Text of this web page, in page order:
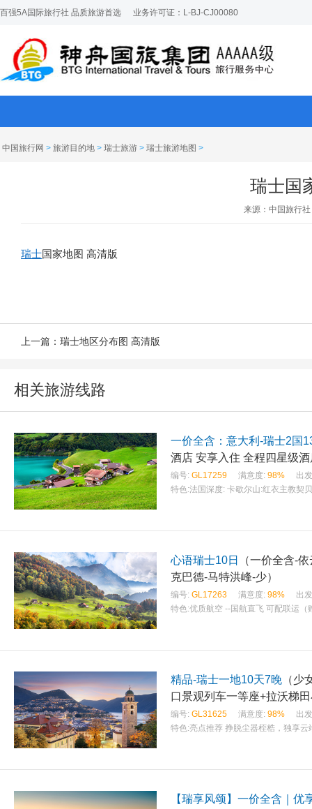
百强5A国际旅行社 品质旅游首选 业务许可证：L-BJ-CJ00080
中国旅行网 > 旅游目的地 > 瑞士旅游 > 瑞士旅游地图 >
瑞士国
来源：中国旅行社
瑞士国家地图 高清版
上一篇： 瑞士地区分布图 高清版
相关旅游线路
一价全含：意大利-瑞士2国
编号: GL17259 满意度: 98%
出
特色:法国深度: 卡歇尔山:红衣主教契
心语瑞士10日
（一价全含-
克巴德-马特洪峰-少）
编号: GL17263 满意度: 98%
出
特色:优质航空 --国航直飞 可配联运
精品-瑞士一地10天7晚 （少
口景观列车一等座+拉沃梯
编号: GL31625 满意度: 98%
出
特色:亮点推荐 挣脱尘器桎梏，独享
【瑞享风颂】一价全含｜优